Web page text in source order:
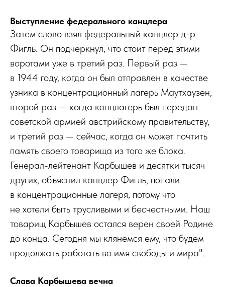
Выступление федерального канцлера
Затем слово взял федеральный канцлер д-р
Фигль. Он подчеркнул, что стоит перед этими
воротами уже в третий раз. Первый раз —
в 1944 году, когда он был отправлен в качестве
узника в концентрационный лагерь Маутхаузен,
второй раз — когда концлагерь был передан
советской армией австрийскому правительству,
и третий раз — сейчас, когда он может почтить
память своего товарища из того же блока.
Генерал-лейтенант Карбышев и десятки тысяч
других, объяснил канцлер Фигль, попали
в концентрационные лагеря, потому что
не хотели быть трусливыми и бесчестными. Наш
товарищ Карбышев остался верен своей Родине
до конца. Сегодня мы клянемся ему, что будем
продолжать работать во имя свободы и мира".
Слава Карбышева вечна